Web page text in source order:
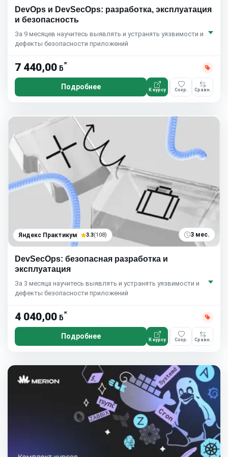
DevOps и DevSecOps: разработка, эксплуатация
и безопасность
За 9 месяцев научитесь выявлять и устранять уязвимости и
дефекты безопасности приложений
7 440,00 ƃ*
Подробнее К курсу Сохр. Сравн.
Яндекс Практикум 3.3(108) 3 мес.
DevSecOps: безопасная разработка и
эксплуатация
За 3 месяца научитесь выявлять и устранять уязвимости и
дефекты безопасности приложений
4 040,00 ƃ*
Подробнее К курсу Сохр. Сравн.